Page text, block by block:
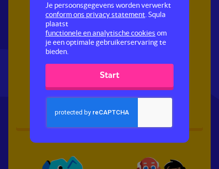
Je persoonsgegevens worden verwerkt
conform ons privacy statement . Squla
plaatst
functionele en analytische cookies om
je een optimale gebruikerservaring te
bieden.
Start